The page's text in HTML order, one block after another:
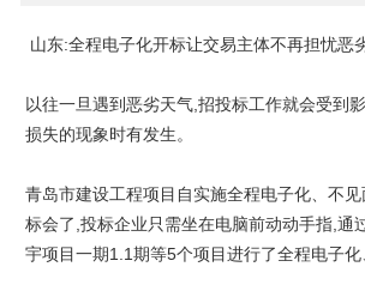
山东:全程电子化开标让交易主体不再担忧恶
以往一旦遇到恶劣天气,招投标工作就会受到
损失的现象时有发生。
青岛市建设工程项目自实施全程电子化、不
标会了,投标企业只需坐在电脑前动动手指,通
宇项目一期1.1期等5个项目进行了全程电子